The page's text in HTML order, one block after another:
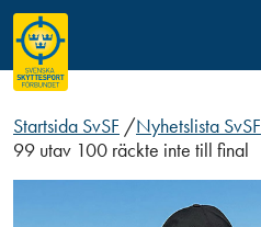
Startsida SvSF /Nyhetslista SvSF
99 utav 100 räckte inte till final